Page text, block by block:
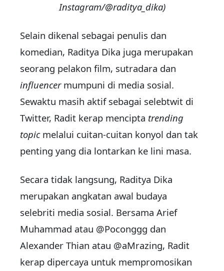
Instagram/@raditya_dika)
Selain dikenal sebagai penulis dan
komedian, Raditya Dika juga merupakan
seorang pelakon film, sutradara dan
influencer mumpuni di media sosial.
Sewaktu masih aktif sebagai selebtwit di
Twitter, Radit kerap mencipta trending
topic melalui cuitan-cuitan konyol dan tak
penting yang dia lontarkan ke lini masa.
Secara tidak langsung, Raditya Dika
merupakan angkatan awal budaya
selebriti media sosial. Bersama Arief
Muhammad atau @Poconggg dan
Alexander Thian atau @aMrazing, Radit
kerap dipercaya untuk mempromosikan